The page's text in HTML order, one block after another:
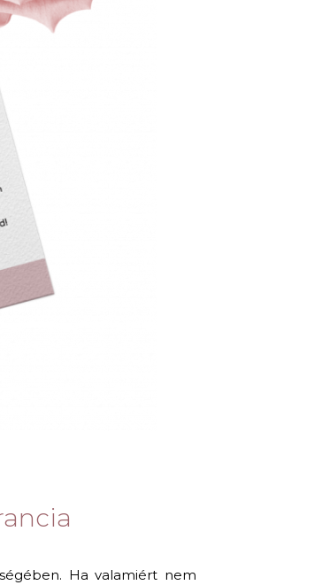
Ha valamiért nem